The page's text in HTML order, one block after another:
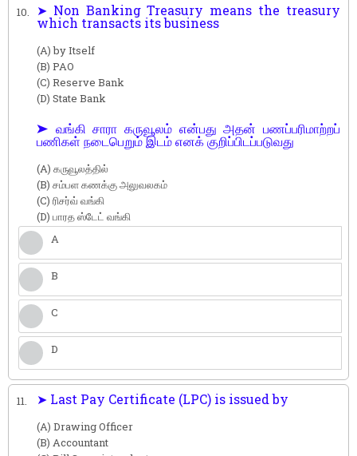
10. ➤ Non Banking Treasury means the treasury
which transacts its business
(A) by Itself
(B) PAO
(C) Reserve Bank
(D) State Bank
➤ வங்கி சாரா கருவூலம் என்பது அதன் பணப்பரிமாற்றப்
பணிகள் நடைபெறும் இடம் எனக் குறிப்பிடப்படுவது
(A) கருவூலத்தில்
(B) சம்பள கணக்கு அலுவலகம்
(C) ரிசர்வ் வங்கி
(D) பாரத ஸ்டேட் வங்கி
A
B
C
D
11. ➤ Last Pay Certificate (LPC) is issued by
(A) Drawing Officer
(B) Accountant